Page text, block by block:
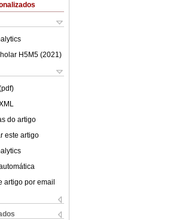
H5M5 (2021 )
do artigo
este artigo
artigo por email